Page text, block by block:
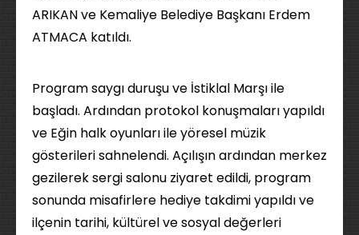
ARIKAN ve Kemaliye Belediye Başkanı Erdem
ATMACA katıldı.
Program saygı duruşu ve İstiklal Marşı ile
başladı. Ardından protokol konuşmaları yapıldı
ve Eğin halk oyunları ile yöresel müzik
gösterileri sahnelendi. Açılışın ardından merkez
gezilerek sergi salonu ziyaret edildi, program
sonunda misafirlere hediye takdimi yapıldı ve
ilçenin tarihi, kültürel ve sosyal değerleri